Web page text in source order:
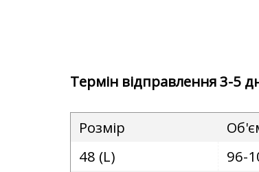
Термін відправлення 3-5
Розмір
48 (L)
96-